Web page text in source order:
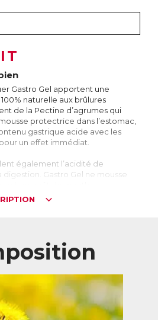
Gastro Gel apportent une
naturelle aux brûlures
de la Pectine d’agrumes qui
protectrice dans l’estomac,
gastrique acide avec les
un effet immédiat.
également l’acidité de
digestion. Gastro Gel ne mousse
d’une partie du contenu de
Or l’estomac produit des
sucs gastriques, qui aident à la
bactéries qui peuvent se trouver
de l’œsophage n’étant pas
telle acidité, cela provoque des